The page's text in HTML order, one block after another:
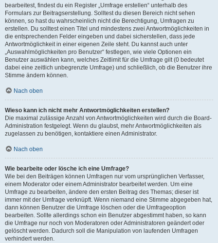
bearbeitest, findest du ein Register „Umfrage erstellen“ unterhalb des
Formulars zur Beitragserstellung. Solltest du diesen Bereich nicht sehen
können, so hast du wahrscheinlich nicht die Berechtigung, Umfragen zu
erstellen. Du solltest einen Titel und mindestens zwei Antwortmöglichkeiten in
die entsprechenden Felder eingeben und dabei sicherstellen, dass jede
Antwortmöglichkeit in einer eigenen Zeile steht. Du kannst auch unter
„Auswahlmöglichkeiten pro Benutzer“ festlegen, wie viele Optionen ein
Benutzer auswählen kann, welches Zeitlimit für die Umfrage gilt (0 bedeutet
dabei eine zeitlich unbegrenzte Umfrage) und schließlich, ob die Benutzer ihre
Stimme ändern können.
Nach oben
Wieso kann ich nicht mehr Antwortmöglichkeiten erstellen?
Die maximal zulässige Anzahl von Antwortmöglichkeiten wird durch die Board-
Administration festgelegt. Wenn du glaubst, mehr Antwortmöglichkeiten als
zugelassen zu benötigen, kontaktiere einen Administrator.
Nach oben
Wie bearbeite oder lösche ich eine Umfrage?
Wie bei den Beiträgen können Umfragen nur vom ursprünglichen Verfasser,
einem Moderator oder einem Administrator bearbeitet werden. Um eine
Umfrage zu bearbeiten, ändere den ersten Beitrag des Themas; dieser ist
immer mit der Umfrage verknüpft. Wenn niemand eine Stimme abgegeben hat,
dann können Benutzer die Umfrage löschen oder die Umfrageoption
bearbeiten. Sollte allerdings schon ein Benutzer abgestimmt haben, so kann
die Umfrage nur noch von Moderatoren oder Administratoren geändert oder
gelöscht werden. Dadurch soll die Manipulation von laufenden Umfragen
verhindert werden.